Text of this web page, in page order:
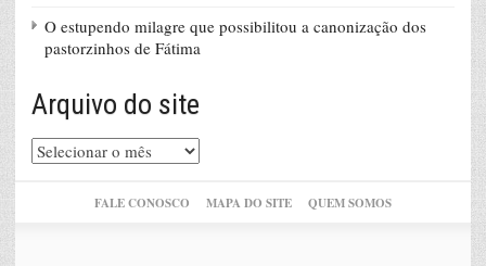
O estupendo milagre que possibilitou a canonização dos
pastorzinhos de Fátima
Arquivo do site
Arquivo
do
FALE CONOSCO MAPA DO SITE QUEM SOMOS